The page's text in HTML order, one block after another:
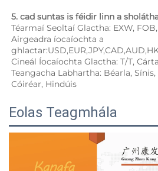
5. cad suntas is féidir linn a
Téarmaí Seoltaí Glactha: EXW, FOB,
Airgeadra íocaíochta a
Teangacha Labhartha: Béarla,
Cóiréar, Hindúis
Eolas Teagmhála